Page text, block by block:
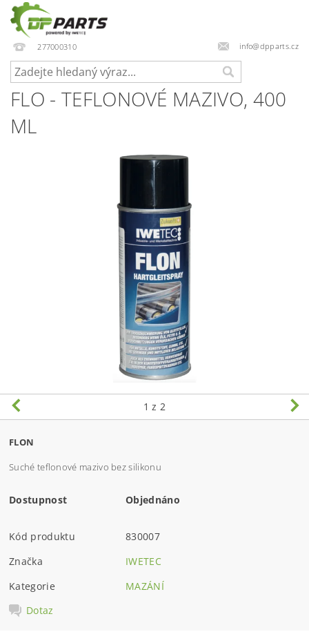
277000310 info@dpparts.cz
FLO - TEFLONOVÉ MAZIVO, 400 M
L
1 z 2
FLON
Suché teﬂonové mazivo bez silikonu
Dostupnost Objednáno
Kód produktu
830007
Značka
IWETEC
Kategorie
MAZÁNÍ
Dotaz